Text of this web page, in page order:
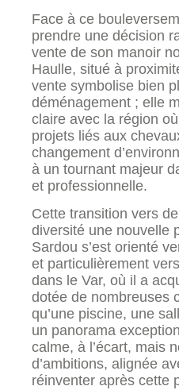
Face à ce
prendre une décision
vente de son manoir
Haulle, situé à
vente symbolise bien
déménagement ; elle
claire avec la région
projets liés aux
changement
à un tournant majeur
et professionnelle.
Cette transition vers
diversité une nouvelle
Sardou s’est orienté
et particulièrement
dans le Var, où il a
dotée de nombreuses
qu’une piscine, une
un panorama
calme, à l’écart, mais
d’ambitions, alignée
réinventer après cette